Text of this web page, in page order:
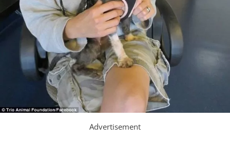
Advertisement